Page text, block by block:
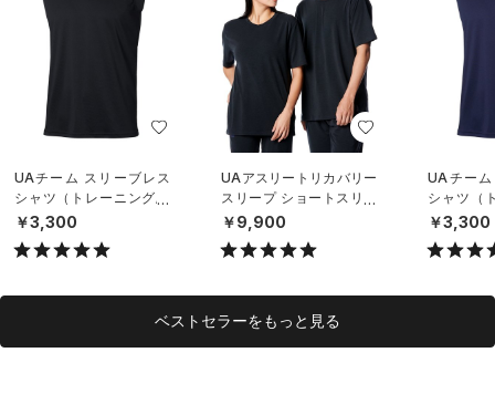
UAチーム スリーブレス
シャツ（トレーニング/U
NISEX）
￥3,300
UAアスリートリカバリー
スリープ ショートスリー
ブ シャツ（ライフスタイ
￥9,900
UAチー
シャツ（
NISEX）
￥3,300
ベストセラーをもっと見る